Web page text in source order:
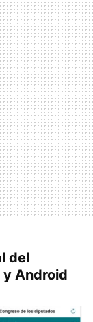
del
Android